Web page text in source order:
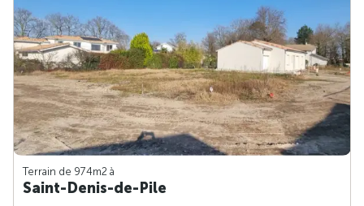
Terrain de 974m2 à
Saint-Denis-de-Pile